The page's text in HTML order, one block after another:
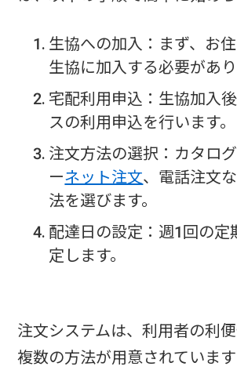
生協への加入：まず、お
生協に加入する必要があり
宅配利用申込：生協加入
スの利用申込を行います。
注文方法の選択：カタロ
ーネット注文、電話注文
法を選びます。
配達日の設定：週1回の定
定します。
注文システムは、利用者の利
複数の方法が用意されています